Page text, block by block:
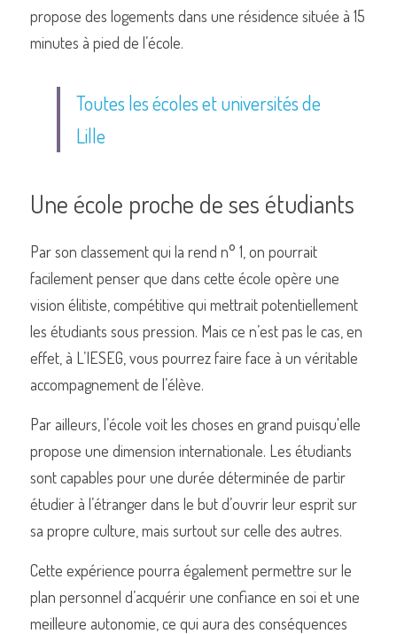
propose des logements dans une résidence située à 15
minutes à pied de l’école.
Toutes les écoles et universités de
Lille
Une école proche de ses étudiants
Par son classement qui la rend n° 1, on pourrait
facilement penser que dans cette école opère une
vision élitiste, compétitive qui mettrait potentiellement
les étudiants sous pression. Mais ce n’est pas le cas, en
effet, à L’IESEG, vous pourrez faire face à un véritable
accompagnement de l’élève.
Par ailleurs, l’école voit les choses en grand puisqu'elle
propose une dimension internationale. Les étudiants
sont capables pour une durée déterminée de partir
étudier à l’étranger dans le but d’ouvrir leur esprit sur
sa propre culture, mais surtout sur celle des autres.
Cette expérience pourra également permettre sur le
plan personnel d’acquérir une confiance en soi et une
meilleure autonomie, ce qui aura des conséquences